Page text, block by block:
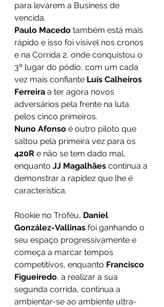
para levarem a Business de
vencida.
Paulo Macedo também está mais
rápido e isso foi visível nos cronos
e na Corrida 2, onde conquistou o
3º lugar do pódio, com um cada
vez mais confiante Luís Calheiros
Ferreira a ter agora novos
adversários pela frente na luta
pelos cinco primeiros.
Nuno Afonso é outro piloto que
saltou pela primeira vez para os
420R e não se tem dado mal,
enquanto JJ Magalhães continua a
demonstrar a rapidez que lhe é
característica.
Rookie no Troféu, Daniel
González-Vallinas foi ganhando o
seu espaço progressivamente e
começa a marcar tempos
competitivos, enquanto Francisco
Figueiredo, a realizar a sua
segunda corrida, continua a
ambientar-se ao ambiente ultra-